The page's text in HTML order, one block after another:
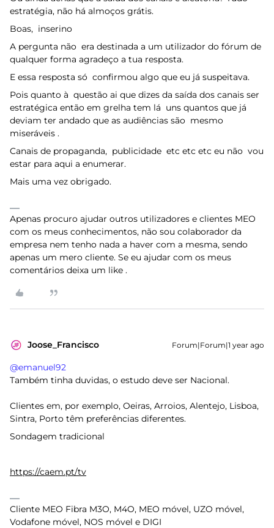
estratégia, não há almoços grátis.
Boas, inserino
A pergunta não era destinada a um utilizador do fórum de
qualquer forma agradeço a tua resposta.
E essa resposta só confirmou algo que eu já suspeitava.
Pois quanto à questão ai que dizes da saída dos canais ser
estratégica então em grelha tem lá uns quantos que já
deviam ter andado que as audiências são mesmo
miseráveis .
Canais de propaganda, publicidade etc etc etc eu não vou
estar para aqui a enumerar.
Mais uma vez obrigado.
Apenas procuro ajudar outros utilizadores e clientes MEO
com os meus conhecimentos, não sou colaborador da
empresa nem tenho nada a haver com a mesma, sendo
apenas um mero cliente. Se eu ajudar com os meus
comentários deixa um like .
Joose_Francisco Forum|Forum|1 year ago
@emanuel92
Também tinha duvidas, o estudo deve ser Nacional.
Clientes em, por exemplo, Oeiras, Arroios, Alentejo, Lisboa,
Sintra, Porto têm preferências diferentes.
Sondagem tradicional
https://caem.pt/tv
Cliente MEO Fibra M3O, M4O, MEO móvel, UZO móvel,
Vodafone móvel, NOS móvel e DIGI